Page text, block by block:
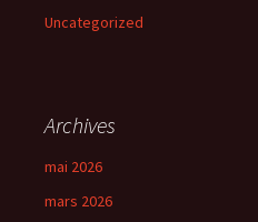
Uncategorized
Archives
mai 2026
mars 2026